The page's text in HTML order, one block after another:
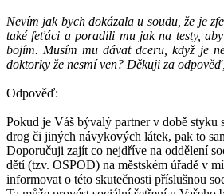
Nevím jak bych dokázala u soudu, že je
také feťáci a poradili mu jak na testy,
bojím. Musím mu dávat dceru, když je
doktorky že nesmí ven? Děkuji za
Odpověď:
Pokud je Váš bývalý partner v době styku
drog či jiných návykových látek, pak to
Doporučuji zajít co nejdříve na oddělení
dětí (tzv. OSPOD) na městském úřadě v
informovat o této skutečnosti příslušnou